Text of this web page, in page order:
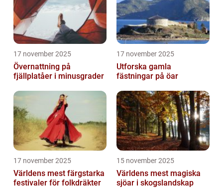
17 november 2025
Övernattning på
fjällplatåer i minusgrader
17 november 2025
Utforska gamla
fästningar på öar
17 november 2025
Världens mest färgstarka
festivaler för folkdräkter
15 november 2025
Världens mest magiska
sjöar i skogslandskap